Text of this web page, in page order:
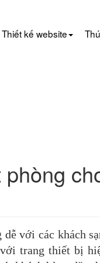
Thiết kế website
với các khách
trang thiết bị